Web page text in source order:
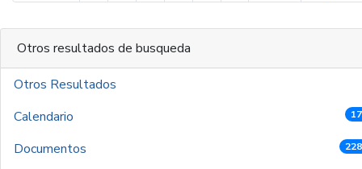
Otros resultados de busqueda
Otros Resultados
Calendario
Documentos